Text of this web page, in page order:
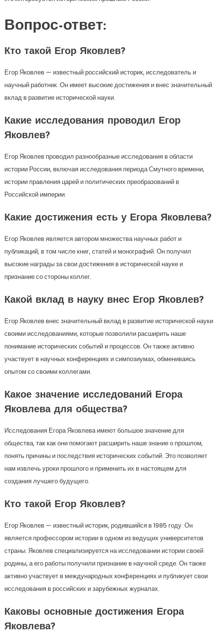
Вопрос-ответ:
Кто такой Егор Яковлев?
Егор Яковлев — известный российский историк, исследователь и
научный работник. Он имеет высокие достижения и внес значительный
вклад в развитие исторической науки.
Какие исследования проводил Егор
Яковлев?
Егор Яковлев проводил разнообразные исследования в области
истории России, включая исследования периода Смутного времени,
истории правления царей и политических преобразований в
Российской империи.
Какие достижения есть у Егора Яковлева?
Егор Яковлев является автором множества научных работ и
публикаций, в том числе книг, статей и монографий. Он получил
высокие награды за свои достижения в исторической науке и
признание со стороны коллег.
Какой вклад в науку внес Егор Яковлев?
Егор Яковлев внес значительный вклад в развитие исторической науки
своими исследованиями, которые позволили расширить наше
понимание исторических событий и процессов. Он также активно
участвует в научных конференциях и симпозиумах, обмениваясь
опытом со своими коллегами.
Какое значение исследований Егора
Яковлева для общества?
Исследования Егора Яковлева имеют большое значение для
общества, так как они помогают расширить наше знание о прошлом,
понять причины и последствия исторических событий. Это позволяет
нам извлечь уроки прошлого и применить их в настоящем для
создания лучшего будущего.
Кто такой Егор Яковлев?
Егор Яковлев — известный историк, родившийся в 1985 году. Он
является профессором истории в одном из ведущих университетов
страны. Яковлев специализируется на исследовании истории своей
родины, а его работы получили признание в научной среде. Он также
активно участвует в международных конференциях и публикует свои
исследования в российских и зарубежных журналах.
Каковы основные достижения Егора
Яковлева?